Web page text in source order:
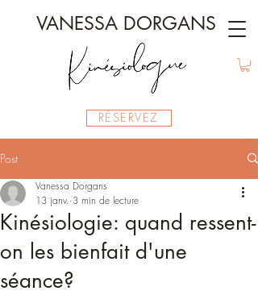
VANESSA DORGANS
RÉSERVEZ
Post
Kinésiologie: quand ressent-
on les bienfait d'une
séance?
Vanessa Dorgans
13 janv. 3 min de lecture